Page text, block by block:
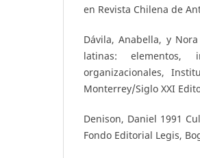
en Revista Chilena de
Dávila, Anabella, y
latinas:
organizacionales,
Monterrey/Siglo XXI
Denison, Daniel 1991
Fondo Editorial Legis,